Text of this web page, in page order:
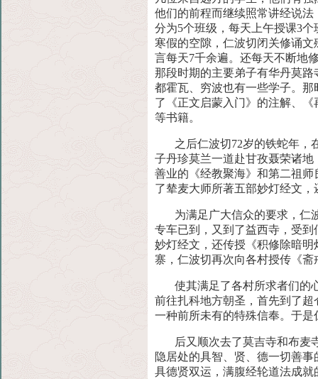
他们的前程而继续照常讲经说
分为5个班级，每天上午授课3
寒假的空隙，仁波切闭关修诵
言每天7千余遍。还每天不断地
那段时期的主要弟子有华丹莫
都霍瓦、穷波也有一些学子。
了《正文启蒙入门》的注解、
等书籍。
之后仁波切72岁的铁蛇年，
子丹珍莫兰一道赴甘孜聂荣诸地
善业的《经教聚海》和第二祖
了辇麦大师所著五部妙灯经文
为满足广大信众的要求，仁
专车已到，又到了益西寺，受到
妙灯经文，还传授《积修除暗
寨，仁波切再次向各村授传《
使其满足了各村所求者们的
前往扎科地方朝圣，首先到了超
一种前所未有的特殊信奉。于
后又顺次去了莫吉寺和布麦
隐居处的具智、贤、德一切善事
具德贤双运，满腹经轮道法成